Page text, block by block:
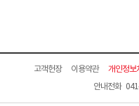
고객헌장 이용약관 개인정보
안내전화